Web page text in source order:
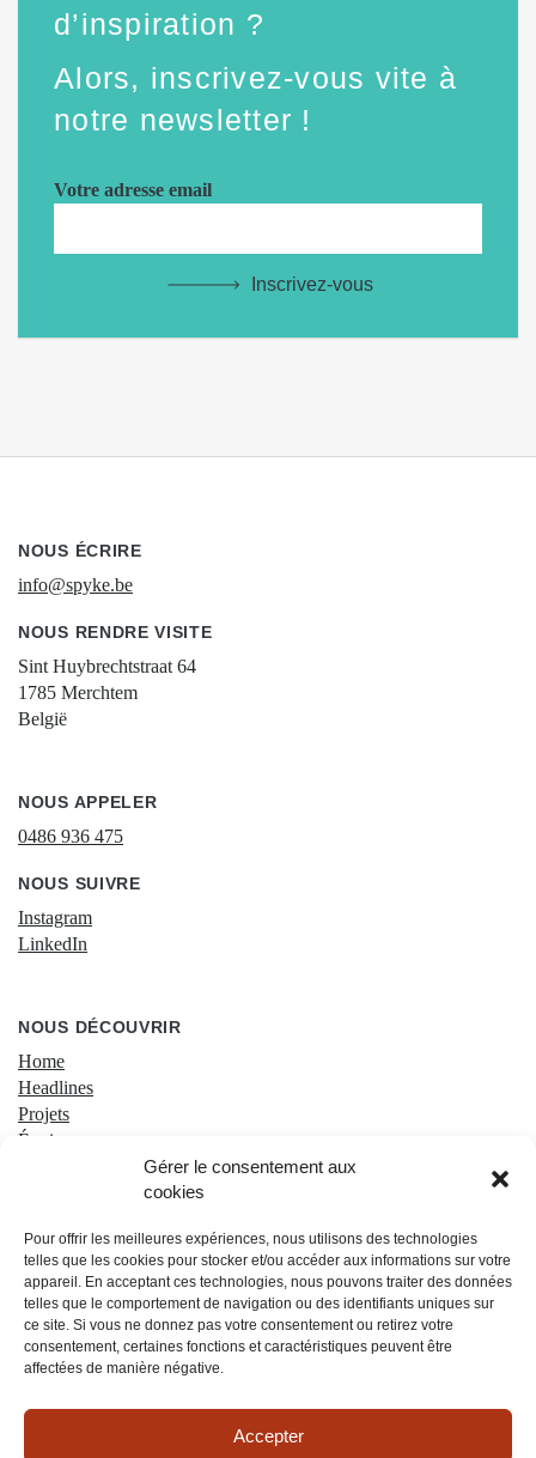
Gérer le consentement aux
cookies
Pour offrir les meilleures expériences, nous utilisons des technologies
telles que les cookies pour stocker et/ou accéder aux informations sur votre
appareil. En acceptant ces technologies, nous pouvons traiter des données
telles que le comportement de navigation ou des identifiants uniques sur
ce site. Si vous ne donnez pas votre consentement ou retirez votre
consentement, certaines fonctions et caractéristiques peuvent être
affectées de manière négative.
Accepter
d’inspiration ?
Alors, inscrivez-vous vite à
notre newsletter !
Votre adresse email
Inscrivez-vous
NOUS ÉCRIRE
info@spyke.be
NOUS RENDRE VISITE
Sint Huybrechtstraat 64
1785 Merchtem
België
NOUS APPELER
0486 936 475
NOUS SUIVRE
Instagram
LinkedIn
NOUS DÉCOUVRIR
Home
Headlines
Projets
Équipe
SPYKE Campus
Confidentialité & Cookies
Conditions générales